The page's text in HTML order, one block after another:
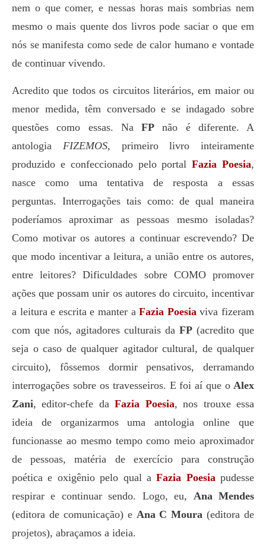
nem o que comer, e nessas horas mais sombrias nem
mesmo o mais quente dos livros pode saciar o que em
nós se manifesta como sede de calor humano e vontade
de continuar vivendo.
Acredito que todos os circuitos literários, em maior ou
menor medida, têm conversado e se indagado sobre
questões como essas. Na FP não é diferente. A
antologia FIZEMOS, primeiro livro inteiramente
produzido e confeccionado pelo portalFazia Poesia,
nasce como uma tentativa de resposta a essas
perguntas. Interrogações tais como: de qual maneira
poderíamos aproximar as pessoas mesmo isoladas?
Como motivar os autores a continuar escrevendo? De
que modo incentivar a leitura, a união entre os autores,
entre leitores? Dificuldades sobre COMO promover
ações que possam unir os autores do circuito, incentivar
a leitura e escrita e manter aFazia Poesia viva fizeram
com que nós, agitadores culturais da FP (acredito que
seja o caso de qualquer agitador cultural, de qualquer
circuito), fôssemos dormir pensativos, derramando
interrogações sobre os travesseiros. E foi aí que o Alex
Zani, editor-chefe da Fazia Poesia, nos trouxe essa
ideia de organizarmos uma antologia online que
funcionasse ao mesmo tempo como meio aproximador
de pessoas, matéria de exercício para construção
poética e oxigênio pelo qual aFazia Poesia pudesse
respirar e continuar sendo. Logo, eu, Ana Mendes
(editora de comunicação) e Ana C Moura (editora de
projetos), abraçamos a ideia.